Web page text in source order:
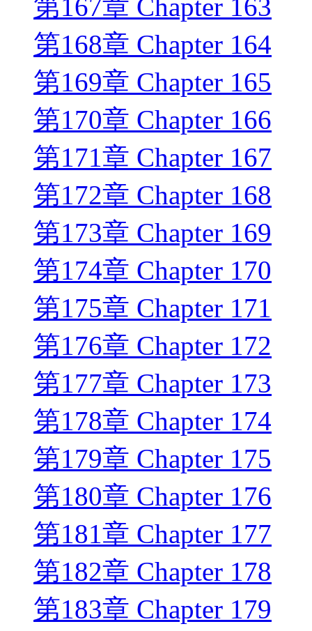
第167章 Chapter 163
第168章 Chapter 164
第169章 Chapter 165
第170章 Chapter 166
第171章 Chapter 167
第172章 Chapter 168
第173章 Chapter 169
第174章 Chapter 170
第175章 Chapter 171
第176章 Chapter 172
第177章 Chapter 173
第178章 Chapter 174
第179章 Chapter 175
第180章 Chapter 176
第181章 Chapter 177
第182章 Chapter 178
第183章 Chapter 179